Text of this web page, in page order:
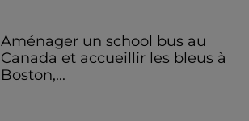
Aménager un school bus au
Canada et accueillir les bleus à
Boston,...